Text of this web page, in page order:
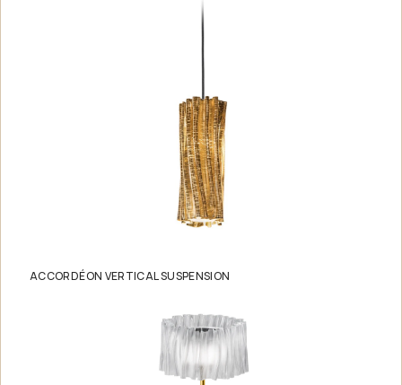
ACCORDÉON VERTICAL SUSPENSION